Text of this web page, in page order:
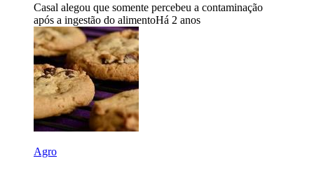
Casal alegou que somente percebeu a contaminação
após a ingestão do alimentoHá 2 anos
Agro